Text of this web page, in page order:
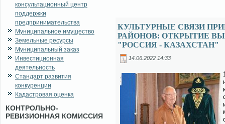
консультационный центр
поддержки
предпринимательства
Муниципальное имущество
Земельные ресурсы
Муниципальный заказ
Инвестиционная
деятельность
Стандарт развития
конкуренции
Кадастровая оценка
КОНТРОЛЬНО-
РЕВИЗИОННАЯ КОМИССИЯ
КУЛЬТУРНЫЕ СВЯЗИ
РАЙОНОВ: ОТКРЫТИЕ
"РОССИЯ - КАЗАХСТАН"
14.06.2022 14:33